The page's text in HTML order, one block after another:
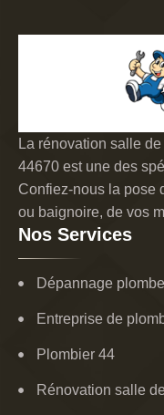
La rénovation salle
44670 est une des
Confiez-nous la pose
ou baignoire, de vos
Nos Services
Dépannage
Entreprise de
Plombier 44
Rénovation salle